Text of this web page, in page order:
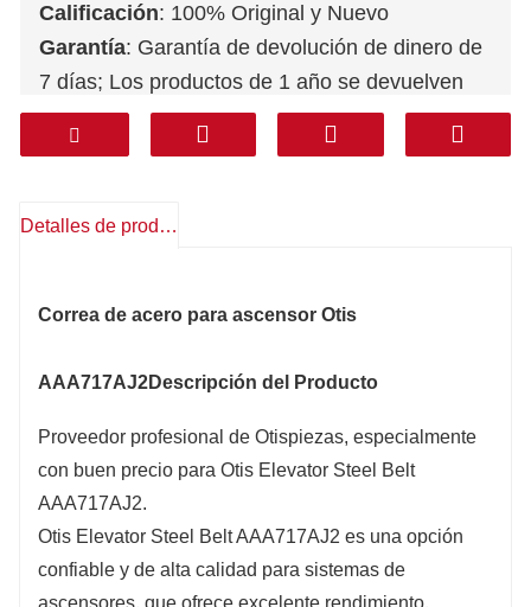
Calificación: 100% Original y Nuevo
Garantía: Garantía de devolución de dinero de
7 días; Los productos de 1 año se devuelven
gratuitamente
Servicio postventa: Soporte técnico,
Transporte: DHL FEDEX TNT UPS AREMEX
(KSA, Emiratos Árabes Unidos, Qatar, etc.),
Detalles de producto
Correa de acero para ascensor Otis
AAA717AJ2Descripción del Producto
Proveedor profesional de Otispiezas, especialmente
con buen precio para Otis Elevator Steel Belt
AAA717AJ2.
Otis Elevator Steel Belt AAA717AJ2 es una opción
confiable y de alta calidad para sistemas de
ascensores, que ofrece excelente rendimiento,